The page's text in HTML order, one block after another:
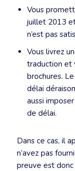
Vous
juillet 2013
n’est pas
Vous livrez
traduction et
brochures.
délai
aussi
de délai.
Dans ce cas, il
n’avez pas
preuve est